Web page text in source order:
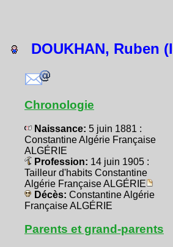
DOUKHAN, Ruben
Chronologie
Naissance: 5 juin 1881 :
Constantine Algérie Française
ALGÉRIE
Profession: 14 juin 1905 :
Tailleur d'habits Constantine
Algérie Française ALGÉRIE
Décès: Constantine Algérie
Française ALGÉRIE
Parents et grand-parents